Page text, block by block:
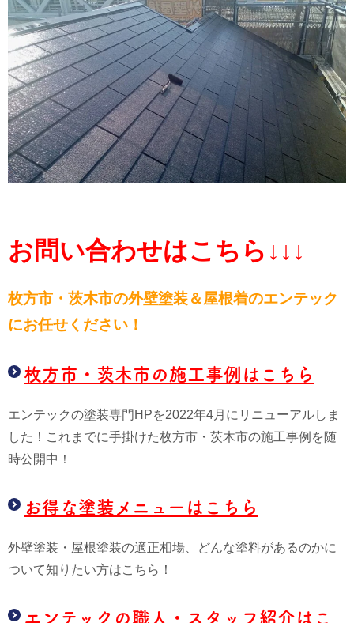
お問い合わせはこちら↓↓↓
枚方市・茨木市の外壁塗装＆屋根着のエンテック
にお任せください！
枚方市・茨木市の施工事例はこちら
エンテックの塗装専門HPを2022年4月にリニューアルしま
した！これまでに手掛けた枚方市・茨木市の施工事例を随
時公開中！
お得な塗装メニューはこちら
外壁塗装・屋根塗装の適正相場、どんな塗料があるのかに
ついて知りたい方はこちら！
エンテックの職人・スタッフ紹介はこ